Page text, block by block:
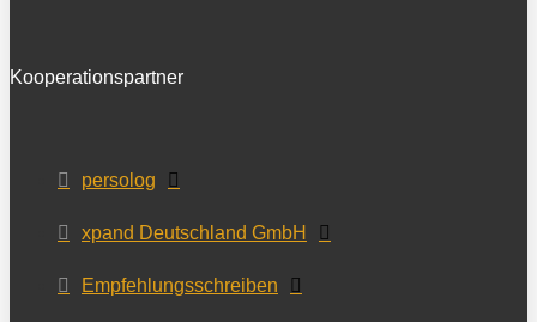
Kooperationspartner
persolog
xpand Deutschland GmbH
Empfehlungsschreiben